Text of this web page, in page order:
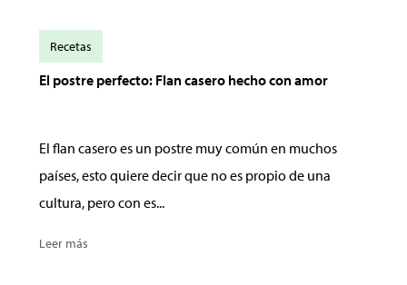
El postre perfecto: Flan casero hecho con amor
El flan casero es un postre muy común en muchos
países, esto quiere decir que no es propio de una
cultura, pero con es...
Leer más
Recetas